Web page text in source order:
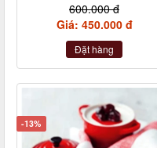
Germany (không hộp)
600.000 đ
Giá: 450.000 đ
Đặt hàng
-13%